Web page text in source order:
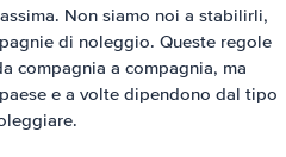
Non siamo noi a stabilirli,
di noleggio. Queste regole
compagnia a compagnia, ma
e a volte dipendono dal tipo